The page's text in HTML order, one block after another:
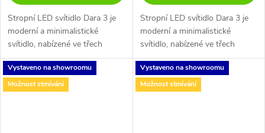
Stropní LED svítidlo Dara 3 je
moderní a minimalistické
svítidlo, nabízené ve třech
barevných variantách v černé,
zlaté a bílé barvě. U svítidla
Dara lze měnit barvu LED...
Stropní LED svítidlo Dara 3 je
moderní a minimalistické
svítidlo, nabízené ve třech
barevných variantách v černé,
zlaté a bílé barvě. U svítidla
Dara lze měnit barvu LED...
Vystaveno na showroomu
Možnost stmívání
Vystaveno na showroomu
Možnost stmívání